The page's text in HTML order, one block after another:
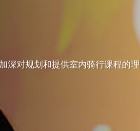
深对规划和提供室内骑行课程的理